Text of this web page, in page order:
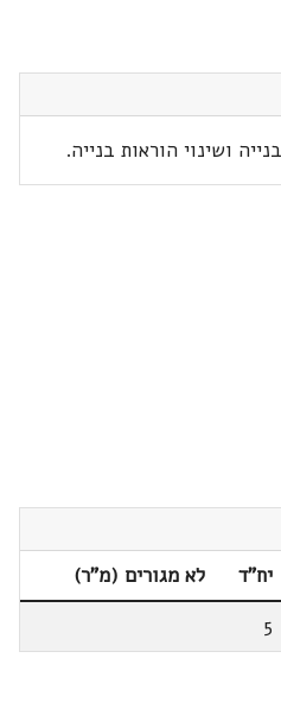
ושינוי הוראות בנייה.
יח"ד
לא מגורים (מ"ר)
5